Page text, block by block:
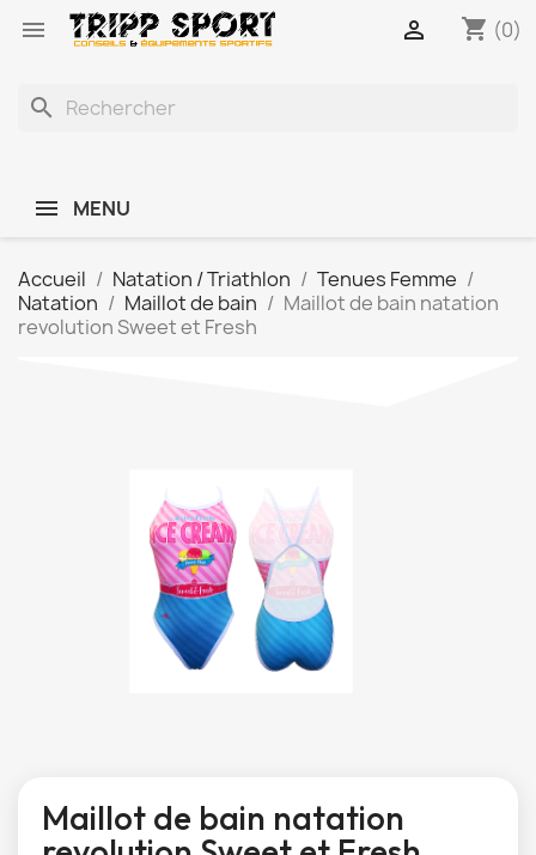
 shopping_cart (0)

search
MENU
Accueil Natation / Triathlon
Tenues Femme
Natation
Maillot de bain
Maillot de bain natation
revolution Sweet et Fresh
Maillot de bain natation